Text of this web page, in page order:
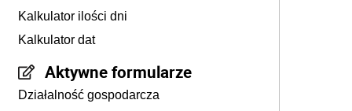
Kalkulator ilości dni
Kalkulator dat
Aktywne formularze
Działalność gospodarcza